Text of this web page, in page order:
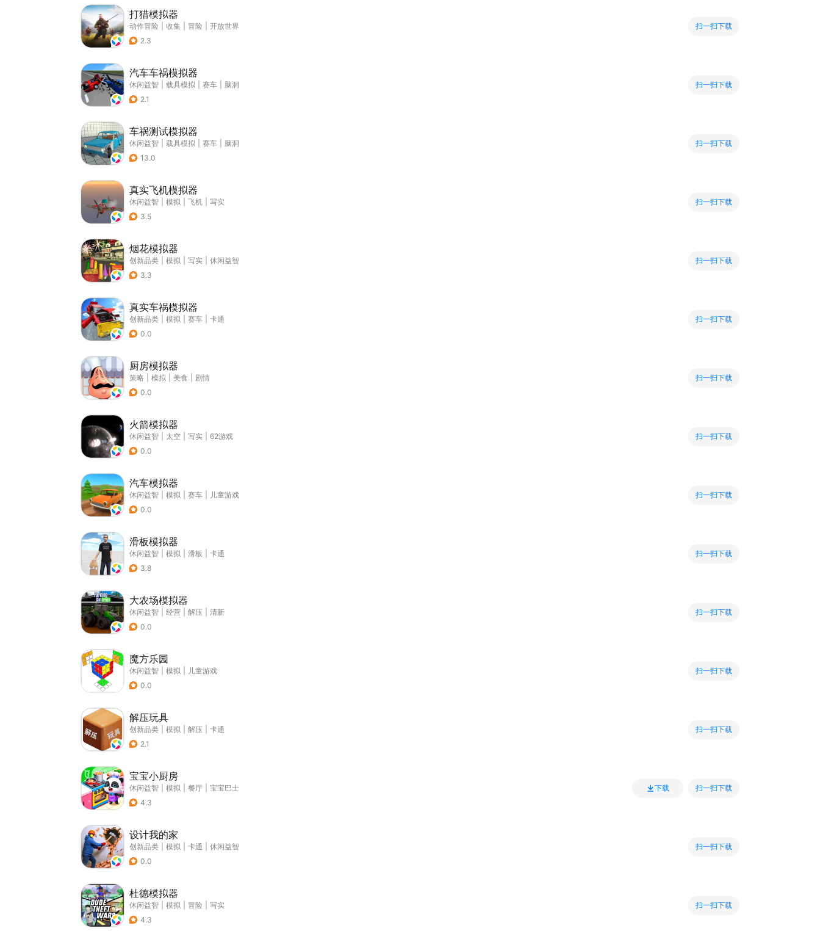
打猎模拟器
动作冒险 收集 冒险
开放世界
2.3
扫一扫下载
汽车车祸模拟器
休闲益智 载具模拟 赛车
脑洞
2.1
扫一扫下载
车祸测试模拟器
休闲益智 载具模拟 赛车
脑洞
13.0
扫一扫下载
真实飞机模拟器
休闲益智 模拟 飞机
写实
3.5
扫一扫下载
烟花模拟器
创新品类 模拟 写实
休闲益智
3.3
扫一扫下载
真实车祸模拟器
创新品类 模拟 赛车
卡通
0.0
扫一扫下载
厨房模拟器
策略 模拟 美食
剧情
0.0
扫一扫下载
火箭模拟器
休闲益智 太空 写实
62游戏
0.0
扫一扫下载
汽车模拟器
休闲益智 模拟 赛车
儿童游戏
0.0
扫一扫下载
滑板模拟器
休闲益智 模拟 滑板
卡通
3.8
扫一扫下载
大农场模拟器
休闲益智 经营 解压
清新
0.0
扫一扫下载
魔方乐园
休闲益智 模拟
儿童游戏
0.0
扫一扫下载
解压玩具
创新品类 模拟 解压
卡通
2.1
扫一扫下载
宝宝小厨房
休闲益智 模拟 餐厅
宝宝巴士
4.3
下载 扫一扫下载
设计我的家
创新品类 模拟 卡通
休闲益智
0.0
扫一扫下载
杜德模拟器
休闲益智 模拟 冒险
写实
4.3
扫一扫下载